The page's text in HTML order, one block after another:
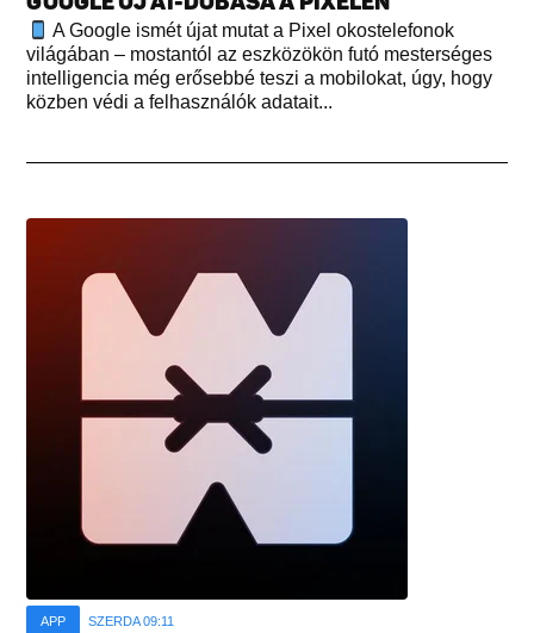
A Google ismét újat mutat a Pixel okostelefonok
világában – mostantól az eszközökön futó mesterséges
intelligencia még erősebbé teszi a mobilokat, úgy, hogy
közben védi a felhasználók adatait...
APP SZERDA 09:11